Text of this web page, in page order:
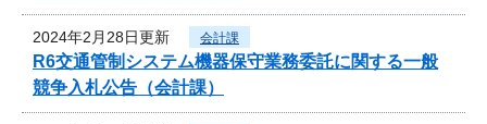
2024年2月28日更新 会計課
R6交通管制システム機器保守業務委託に関する一般
競争入札公告（会計課）